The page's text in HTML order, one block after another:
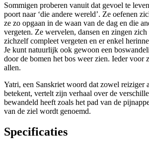
Sommigen proberen vanuit dat gevoel te
poort naar ‘die andere wereld’. Ze oefenen
ze zo opgaan in de waan van de dag en die
vergeten. Ze wervelen, dansen en zingen zich
zichzelf compleet vergeten en er enkel
Je kunt natuurlijk ook gewoon een
door de bomen het bos weer zien. Ieder
allen.
Yatri, een Sanskriet woord dat zowel reiziger
betekent, vertelt zijn verhaal over de
bewandeld heeft zoals het pad van de
van de ziel wordt genoemd.
Specificaties